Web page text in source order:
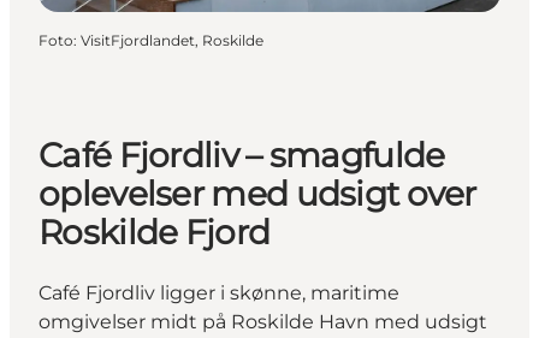
Foto: VisitFjordlandet, Roskilde
Café Fjordliv – smagfulde
oplevelser med udsigt over
Roskilde Fjord
Café Fjordliv ligger i skønne, maritime
omgivelser midt på Roskilde Havn med udsigt